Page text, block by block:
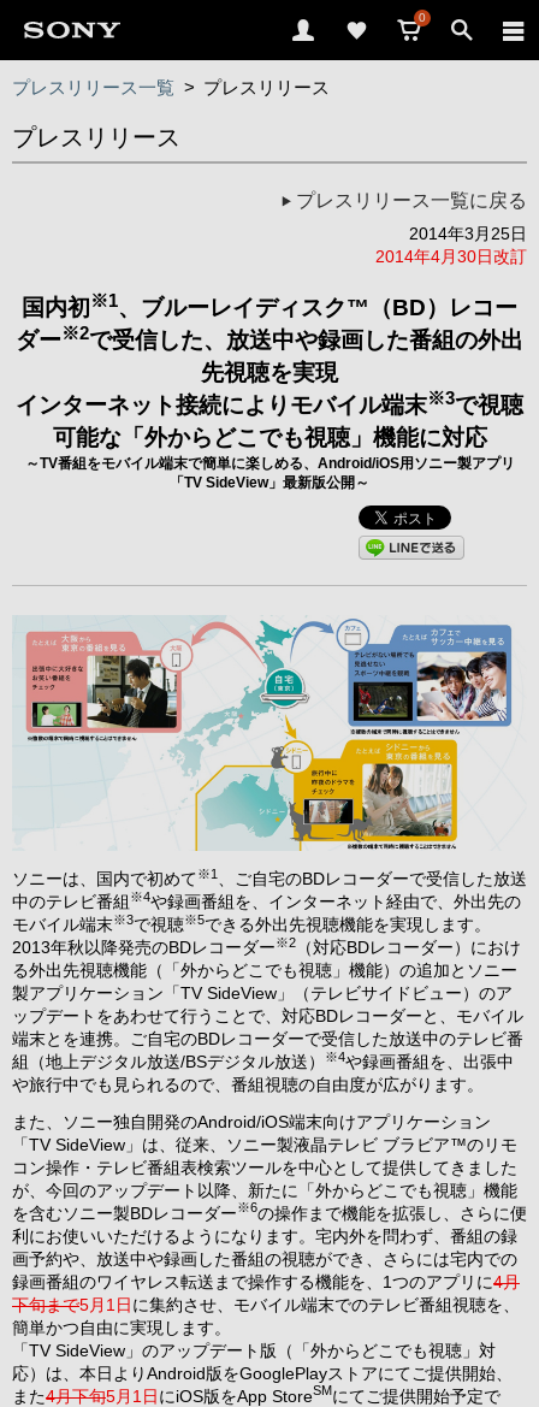
0
プレスリリース一覧 > プレスリリース
プレスリリース
プレスリリース一覧に戻る
2014年3月25日
2014年4月30日改訂
国内初※1、ブルーレイディスク™（BD）レコー
ダー※2で受信した、放送中や録画した番組の外出
先視聴を実現
インターネット接続によりモバイル端末※3で視聴
可能な「外からどこでも視聴」機能に対応
～TV番組をモバイル端末で簡単に楽しめる、Android/iOS用ソニー製アプリ
「TV SideView」最新版公開～
ソニーは、国内で初めて※1 、ご自宅のBDレコーダーで受信した放送
中のテレビ番組 ※4や録画番組を、インターネット経由で、外出先の
モバイル端末※3で視聴※5できる外出先視聴機能を実現します。
2013年秋以降発売のBDレコーダー※2
（対応BDレコーダー）におけ
る外出先視聴機能（「外からどこでも視聴」機能）の追加とソニー
製アプリケーション「TV SideView」（テレビサイドビュー）のア
ップデートをあわせて行うことで、対応BDレコーダーと、モバイル
端末とを連携。ご自宅のBDレコーダーで受信した放送中のテレビ番
組（地上デジタル放送/BSデジタル放送）
※4や録画番組を、出張中
や旅行中でも見られるので、番組視聴の自由度が広がります。
また、ソニー独自開発のAndroid/iOS端末向けアプリケーション
「TV SideView」は、従来、ソニー製液晶テレビ ブラビア™のリモ
コン操作・テレビ番組表検索ツールを中心として提供してきました
が、今回のアップデート以降、新たに「外からどこでも視聴」機能
を含むソニー製BDレコーダー※6の操作まで機能を拡張し、さらに便
利にお使いいただけるようになります。宅内外を問わず、番組の録
画予約や、放送中や録画した番組の視聴ができ、さらには宅内での
録画番組のワイヤレス転送まで操作する機能を、1つのアプリに4月
下旬まで5月1日に集約させ、モバイル端末でのテレビ番組視聴を、
簡単かつ自由に実現します。
「TV SideView」のアップデート版（「外からどこでも視聴」対
応）は、本日よりAndroid版をGooglePlayストアにてご提供開始、
また4月下旬5月1日にiOS版をApp StoreSMにてご提供開始予定で